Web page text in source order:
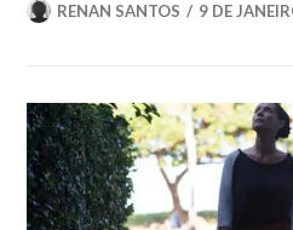
RENAN SANTOS 9 DE